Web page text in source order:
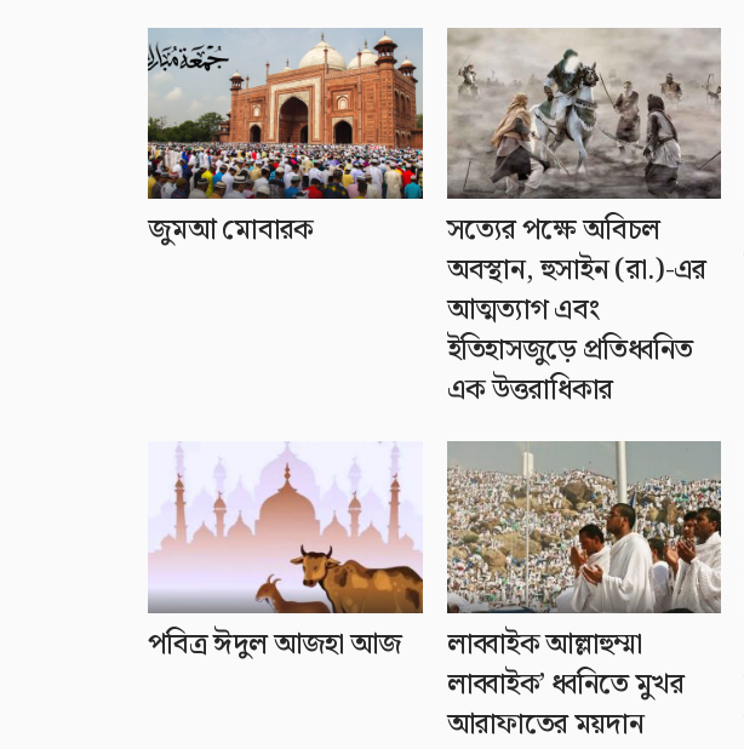
জুমআ মোবারক
সত্যের পক্ষে অবিচল
অবস্থান, হুসাইন (রা.)-এর
আত্মত্যাগ এবং
ইতিহাসজুড়ে প্রতিধ্বনিত
এক উত্তরাধিকার
পবিত্র ঈদুল আজহা আজ
লাব্বাইক আল্লাহুম্মা
লাব্বাইক’ ধ্বনিতে মুখর
আরাফাতের ময়দান